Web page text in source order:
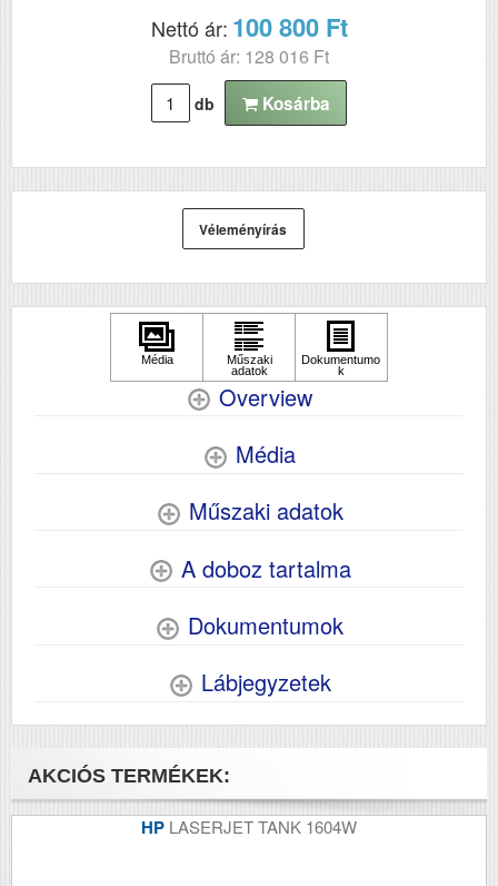
Wi-Fi
USB
Kétoldalas, duplex
nyomtatás
ADF (automatikus
lapolvasó)
Igen
DADF (automatikus
kétoldalas lapolvasás)
elkészítési ideje (mp)
Első színes nyomat
elkészítési ideje (mp)
13.5
Papírkapacitás
Felbontás (dpi)
Papírsúly g/m2
Tömeg (kg)
Méretek (ma x szé x mé mm)
240x375x347
Nettó ár: 100 800 Ft
Bruttó ár: 128 016 Ft
db Kosárba
Véleményírás
Overview
Média
Műszaki adatok
A doboz tartalma
Dokumentumok
Lábjegyzetek
AKCIÓS TERMÉKEK:
HP LASERJET TANK 1604W